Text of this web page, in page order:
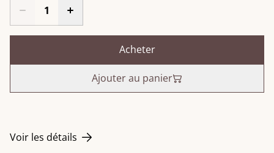
Acheter
Ajouter au panier
Voir les détails